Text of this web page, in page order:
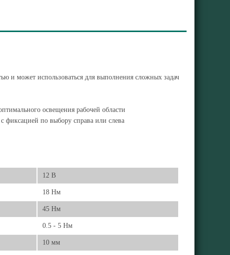
и может использоваться для выполнения сложных задач
освещения рабочей области
фиксацией по выбору справа или слева
12 В
18 Нм
45 Нм
0.5 - 5 Нм
10 мм